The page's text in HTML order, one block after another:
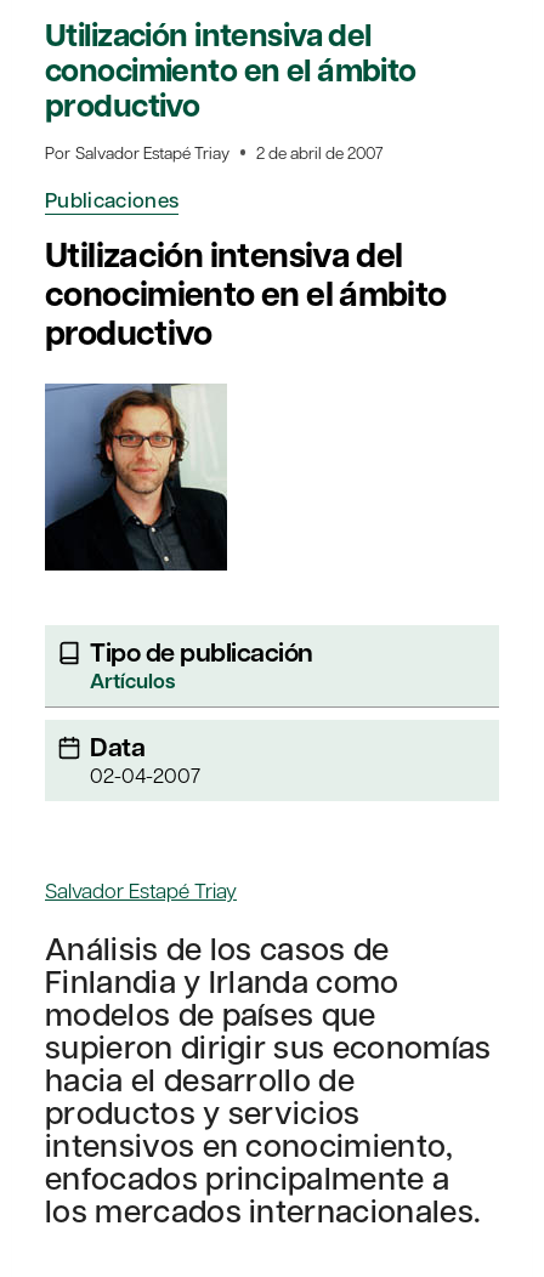
Utilización intensiva del
conocimiento en el ámbito
productivo
Por Salvador Estapé Triay 2 de abril de 2007
Publicaciones
Utilización intensiva del
conocimiento en el ámbito
productivo
Tipo de publicación
Artículos
Data
02-04-2007
Salvador Estapé Triay
Análisis de los casos de
Finlandia y Irlanda como
modelos de países que
supieron dirigir sus economías
hacia el desarrollo de
productos y servicios
intensivos en conocimiento,
enfocados principalmente a
los mercados internacionales.